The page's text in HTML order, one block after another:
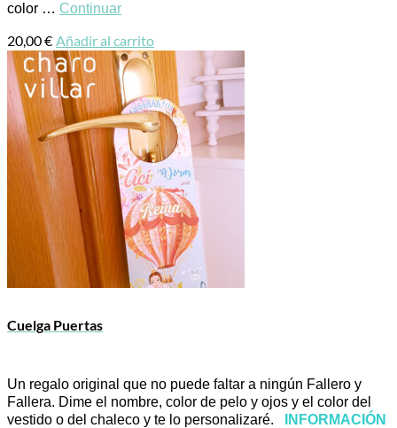
color … Continuar
20,00€ Añadir al carrito
Cuelga Puertas
Un regalo original que no puede faltar a ningún Fallero y
Fallera. Dime el nombre, color de pelo y ojos y el color del
vestido o del chaleco y te lo personalizaré.
INFORMACIÓN